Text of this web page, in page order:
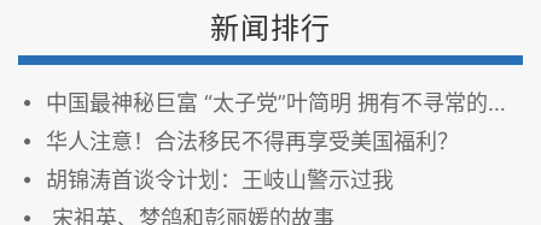
新闻排行
中国最神秘巨富 “太子党”叶简明 拥有不寻常的多重身份
华人注意！合法移民不得再享受美国福利？
胡锦涛首谈令计划：王岐山警示过我
宋祖英、梦鸽和彭丽媛的故事